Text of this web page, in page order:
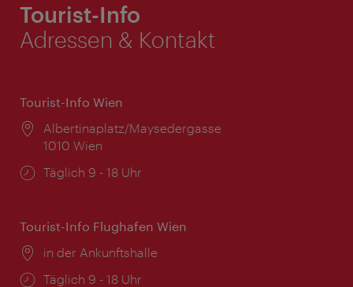
Tourist-Info
Adressen & Kontakt
Tourist-Info Wien
Ort:
Albertinaplatz/Maysedergasse
1010 Wien
Öffnungszeiten:
Täglich 9 - 18 Uhr
Tourist-Info Flughafen Wien
Ort:
in der Ankunftshalle
Öffnungszeiten:
Täglich 9 - 18 Uhr